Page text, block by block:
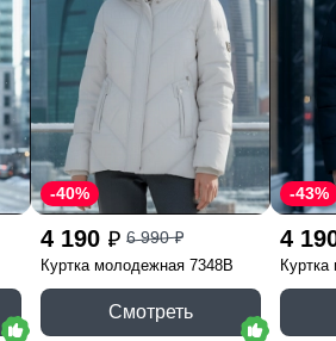
4 190 p 6 990p
-40%
Куртка молодежная 7348B
Смотреть
4
-43%